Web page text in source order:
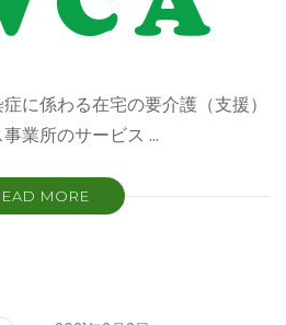
に係わる在宅の要介護（支援）
業所のサービス …
MORE